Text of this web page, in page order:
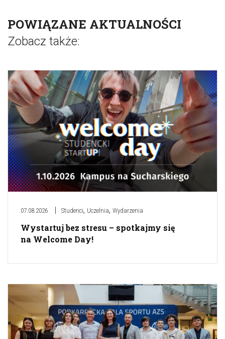
POWIĄZANE AKTUALNOŚCI
Zobacz także:
07.08.2026 Studenci, Uczelnia, Wydarzenia
Wystartuj bez stresu – spotkajmy się
na Welcome Day!